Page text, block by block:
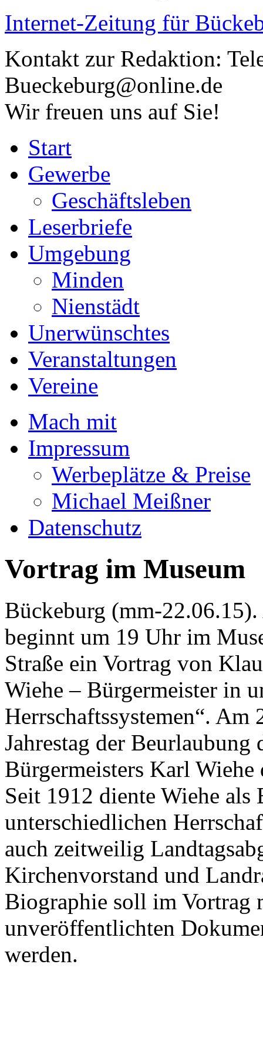
Internet-Zeitung für
Kontakt zur Redaktion:
Bueckeburg@online.de
Wir freuen uns auf Sie!
Start
Gewerbe
Geschäftsleben
Leserbriefe
Umgebung
Minden
Nienstädt
Unerwünschtes
Veranstaltungen
Vereine
Mach mit
Impressum
Werbeplätze & Preise
Michael Meißner
Datenschutz
Vortrag im Museum
Bückeburg (mm-
beginnt um 19 Uhr im
Straße ein Vortrag von
Wiehe – Bürgermeister in
Herrschaftssystemen“.
Jahrestag der
Bürgermeisters Karl
Seit 1912 diente Wiehe als
unterschiedlichen
auch zeitweilig
Kirchenvorstand und
Biographie soll im Vortrag
unveröffentlichten
werden.